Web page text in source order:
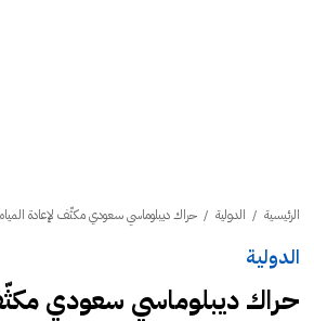
الرئيسية / الدولية / حراك ديبلوماسي سعودي مكثّف لإعادة المياه
الدولية
حراك ديبلوماسي سعودي